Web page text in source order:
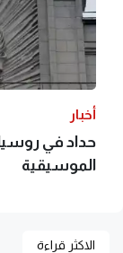
أخبار
حداد في
الموسيقية
الاكثر قراءة